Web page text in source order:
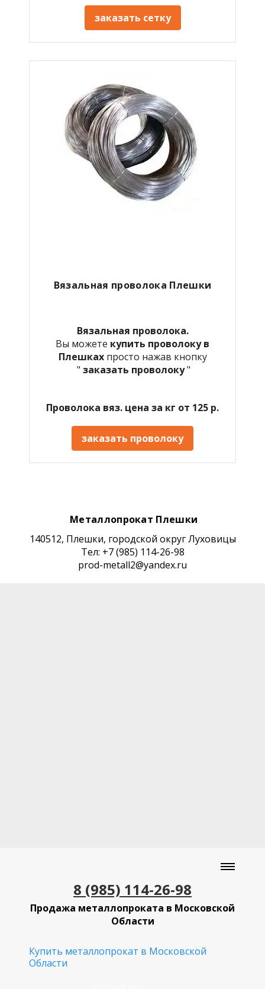
заказать сетку
Вязальная проволока Плешки
Вязальная проволока.
Вы можете купить проволоку в
Плешках просто нажав кнопку
" заказать проволоку"
Проволока вяз. цена за кг от 125 р.
заказать проволоку
Металлопрокат Плешки
140512, Плешки, городской округ Луховицы
Тел: +7 (985) 114-26-98
prod-metall2@yandex.ru
8 (985) 114-26-98
Продажа металлопроката в Московской
Области
Купить металлопрокат в Московской
Области